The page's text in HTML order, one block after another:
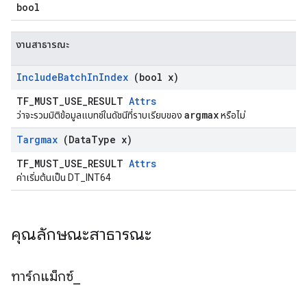
bool
งานสาธารณะ
IncludeBatchInIndex (bool x)
TF_MUST_USE_RESULT Attrs
ว่าจะรวมมิติข้อมูลแบทช์ในดัชนีที่ราบเรียบของ argmaxหรือไม่
Targmax (DataType x)
TF_MUST_USE_RESULT Attrs
ค่าเริ่มต้นเป็น DT_INT64
คุณลักษณะสาธารณะ
ทาร์กแม็กซ์_